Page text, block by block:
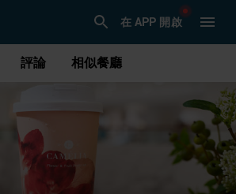
在 APP 開啟
評論 相似餐廳